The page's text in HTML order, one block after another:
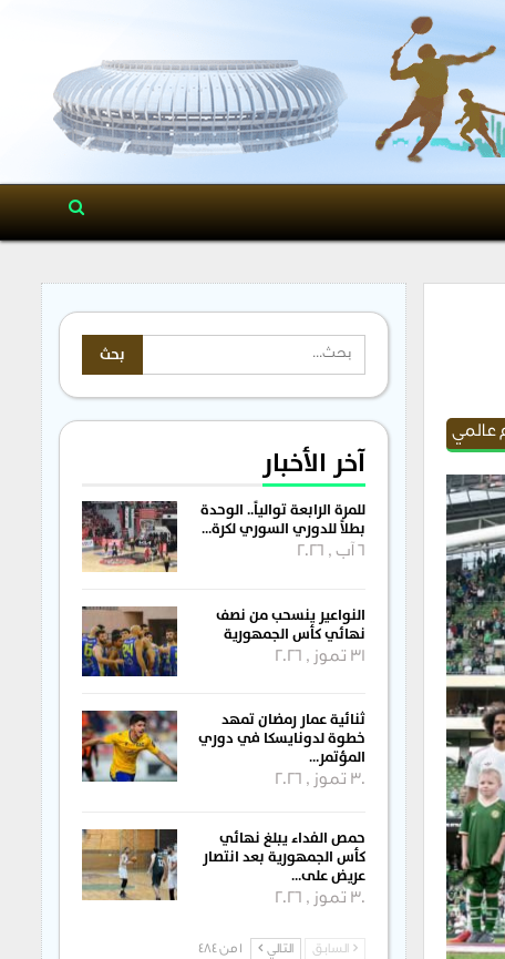
عالمي
آخر الأخبار
للمرة الرابعة توالياً.. الوحدة
بطلاً للدوري السوري لكرة…
6 آب , 2026
النواعير ينسحب من نصف
نهائي كأس الجمهورية
31 تموز , 2026
ثنائية عمار رمضان تمهد
خطوة لدونايسكا في دوري
المؤتمر…
30 تموز , 2026
حمص الفداء يبلغ نهائي
كأس الجمهورية بعد انتصار
عريض على…
30 تموز , 2026
السابق التالي 1 من 484